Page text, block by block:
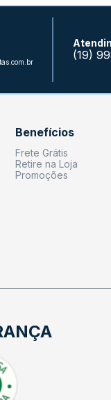
(19)
Benefícios
Frete Grátis
Retire na Loja
Promoções